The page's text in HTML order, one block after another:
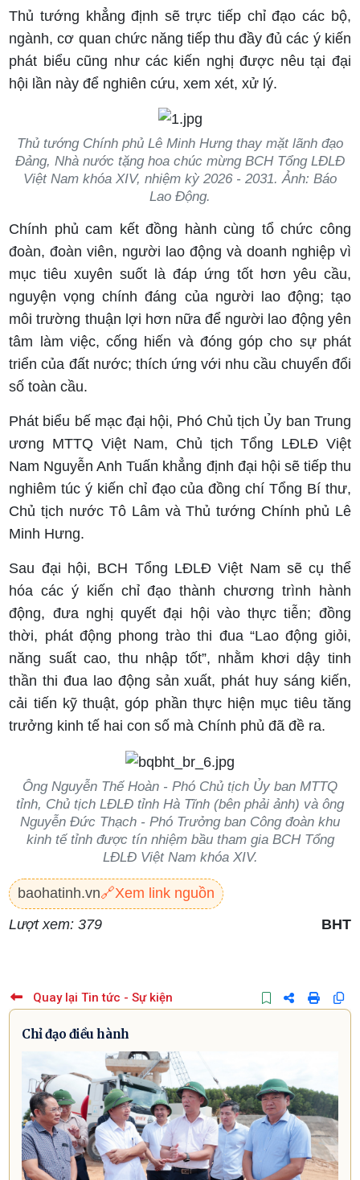
Thủ tướng khẳng định sẽ trực tiếp chỉ đạo các bộ,
ngành, cơ quan chức năng tiếp thu đầy đủ các ý kiến
phát biểu cũng như các kiến nghị được nêu tại đại
hội lần này để nghiên cứu, xem xét, xử lý.
Thủ tướng Chính phủ Lê Minh Hưng thay mặt lãnh đạo
Đảng, Nhà nước tặng hoa chúc mừng BCH Tổng LĐLĐ
Việt Nam khóa XIV, nhiệm kỳ 2026 - 2031. Ảnh: Báo
Lao Động.
Chính phủ cam kết đồng hành cùng tổ chức công
đoàn, đoàn viên, người lao động và doanh nghiệp vì
mục tiêu xuyên suốt là đáp ứng tốt hơn yêu cầu,
nguyện vọng chính đáng của người lao động; tạo
môi trường thuận lợi hơn nữa để người lao động yên
tâm làm việc, cống hiến và đóng góp cho sự phát
triển của đất nước; thích ứng với nhu cầu chuyển đổi
số toàn cầu.
Phát biểu bế mạc đại hội, Phó Chủ tịch Ủy ban Trung
ương MTTQ Việt Nam, Chủ tịch Tổng LĐLĐ Việt
Nam Nguyễn Anh Tuấn khẳng định đại hội sẽ tiếp thu
nghiêm túc ý kiến chỉ đạo của đồng chí Tổng Bí thư,
Chủ tịch nước Tô Lâm và Thủ tướng Chính phủ Lê
Minh Hưng.
Sau đại hội, BCH Tổng LĐLĐ Việt Nam sẽ cụ thể
hóa các ý kiến chỉ đạo thành chương trình hành
động, đưa nghị quyết đại hội vào thực tiễn; đồng
thời, phát động phong trào thi đua “Lao động giỏi,
năng suất cao, thu nhập tốt”, nhằm khơi dậy tinh
thần thi đua lao động sản xuất, phát huy sáng kiến,
cải tiến kỹ thuật, góp phần thực hiện mục tiêu tăng
trưởng kinh tế hai con số mà Chính phủ đã đề ra.
Ông Nguyễn Thế Hoàn - Phó Chủ tịch Ủy ban MTTQ
tỉnh, Chủ tịch LĐLĐ tỉnh Hà Tĩnh (bên phải ảnh) và ông
Nguyễn Đức Thạch - Phó Trưởng ban Công đoàn khu
kinh tế tỉnh được tín nhiệm bầu tham gia BCH Tổng
LĐLĐ Việt Nam khóa XIV.
baohatinh.vn🔗Xem link nguồn
Lượt xem: 379
BHT
Quay lại Tin tức - Sự kiện
Chỉ đạo điều hành